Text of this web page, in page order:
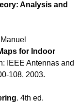
Analysis and
for Indoor
IEEE Antennas and
108, 2003.
. 4th ed.